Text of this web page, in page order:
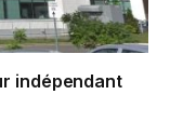
indépendant